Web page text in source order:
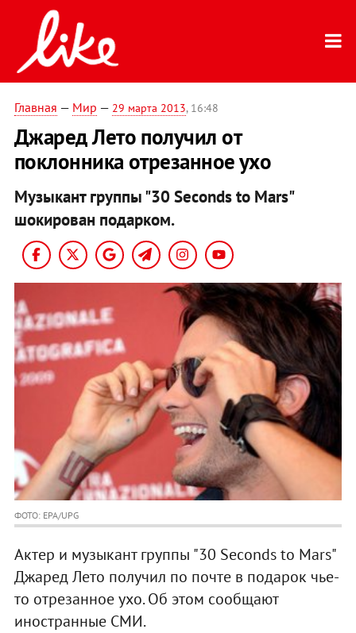
Главная — Мир — 29 марта 2013, 16:48
Джаред Лето получил от
поклонника отрезанное ухо
Музыкант группы "30 Seconds to Mars"
шокирован подарком.
ФОТО: EPA/UPG
Актер и музыкант группы "30 Seconds to Mars"
Джаред Лето получил по почте в подарок чье-
то отрезанное ухо. Об этом сообщают
иностранные СМИ.